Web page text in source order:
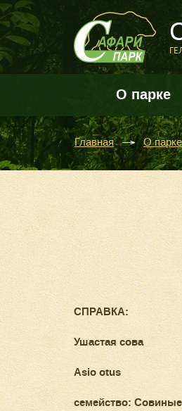
О парке
Главная О парке
СПРАВКА:
Ушастая сова
Asio otus
семейство: Совиные